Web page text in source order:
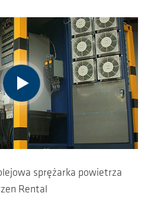
sprężarka powietrza
Rental